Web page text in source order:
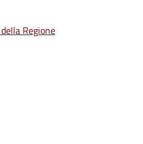
Regione